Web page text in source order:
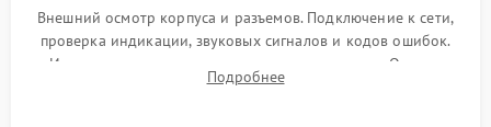
Внешний осмотр корпуса и разъемов. Подключение к сети,
проверка индикации, звуковых сигналов и кодов ошибок.
Измерение входного и выходного напряжения. Оценка
реакции ИБП на отключение основного питания без
Подробнее